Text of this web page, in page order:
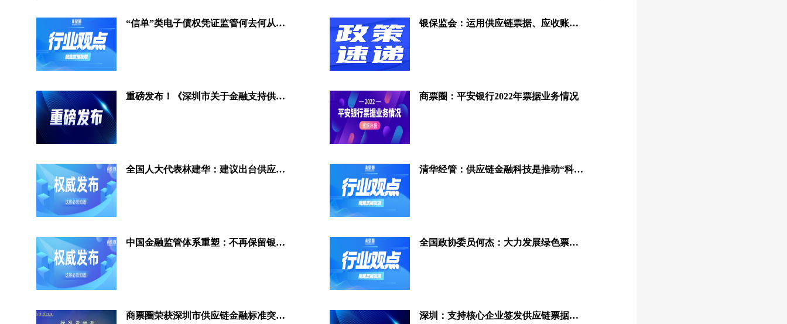
“信单”类电子债权凭证监管何去何从？看看业内怎么说 银保监会：运用供应链票据、应收账款融资优化服务模式
重磅发布！《深圳市关于金融支持供应链服务业高质量发展的实施意见（征求意见稿）》公开征求意见 商票圈：平安银行2022年票据业务情况
全国人大代表林建华：建议出台供应链金融促进条例 清华经管：供应链金融科技是推动“科技-产业-金融”循环的最佳结合点
中国金融监管体系重塑：不再保留银保监会、组建国家金融监督管理总局 全国政协委员何杰：大力发展绿色票据 推动中小微企业绿色发展
商票圈荣获深圳市供应链金融标准突出贡献奖 深圳：支持核心企业签发供应链票据助力新能与汽车产业链发展